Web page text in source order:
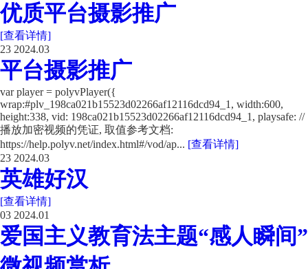
优质平台摄影推广
[查看详情]
23 2024.03
平台摄影推广
var player = polyvPlayer({
wrap:#plv_198ca021b15523d02266af12116dcd94_1, width:600,
height:338, vid: 198ca021b15523d02266af12116dcd94_1, playsafe: //
播放加密视频的凭证, 取值参考文档:
https://help.polyv.net/index.html#/vod/ap... [查看详情]
23 2024.03
英雄好汉
[查看详情]
03 2024.01
爱国主义教育法主题“感人瞬间”